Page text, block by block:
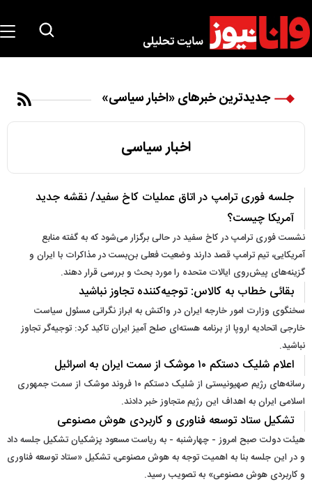
جدیدترین خبرهای «اخبار سیاسی»
اخبار سیاسی
جلسه فوری ترامپ در اتاق عملیات کاخ سفید/ نقشه جدید
آمریکا چیست؟
نشست فوری ترامپ در کاخ سفید در حالی برگزار می‌شود که به گفته منابع
آمریکایی، تیم ترامپ قصد دارند وضعیت فعلی بن‌بست در مذاکرات با ایران و
گزینه‌های پیش‌روی ایالات متحده را مورد بحث و بررسی قرار دهند.
بقائی خطاب به کالاس: توجیه‌کننده تجاوز نباشید
سخنگوی وزارت امور خارجه ایران در واکنش به ابراز نگرانی مسئول سیاست
خارجی اتحادیه اروپا از برنامه هسته‌ای صلح آمیز ایران تاکید کرد: توجیه‌گر تجاوز
نباشید.
اعلام شلیک دستکم ۱۰ موشک از سمت ایران به اسرائیل
رسانه‌های رژیم صهیونیستی از شلیک دستکم ۱۰ فروند موشک از سمت جمهوری
اسلامی ایران به اهداف این رژیم متجاوز خبر دادند.
تشکیل ستاد توسعه فناوری و کاربردی هوش مصنوعی
هیئت دولت صبح امروز - چهارشنبه - به ریاست مسعود پزشکیان تشکیل جلسه داد
و در این جلسه بنا به اهمیت توجه به هوش مصنوعی، تشکیل «ستاد توسعه فناوری
و کاربردی هوش مصنوعی» به تصویب رسید.